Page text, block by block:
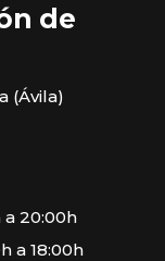
de
(Ávila)
a 20:00h
a 18:00h